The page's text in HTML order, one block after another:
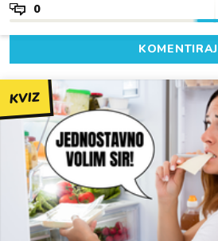
0
KOMENTIRAJ
KVIZ